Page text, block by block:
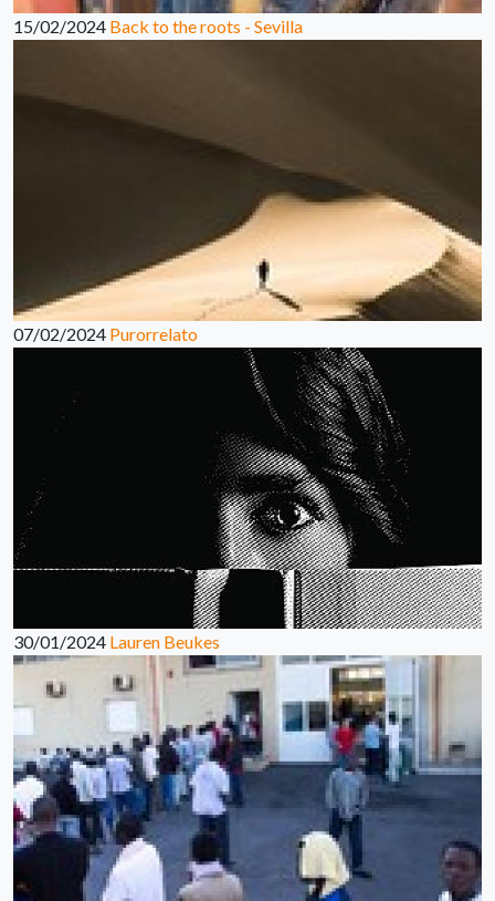
15/02/2024 Back to the roots - Sevilla
07/02/2024 Purorrelato
30/01/2024 Lauren Beukes